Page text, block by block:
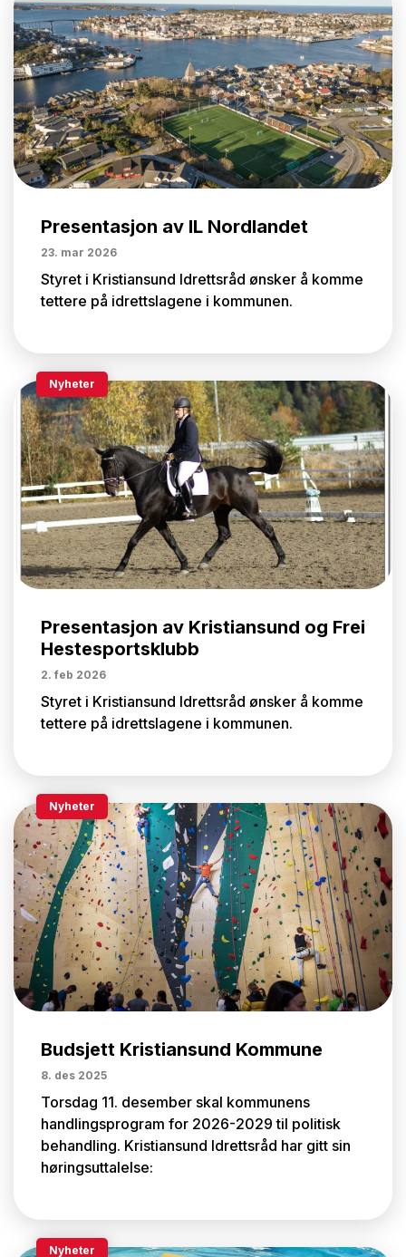
Presentasjon av IL Nordlandet
23. mar 2026
Styret i Kristiansund Idrettsråd ønsker å komme
tettere på idrettslagene i kommunen.
Presentasjon av Kristiansund og Frei
Hestesportsklubb
2. feb 2026
Styret i Kristiansund Idrettsråd ønsker å komme
tettere på idrettslagene i kommunen.
Nyheter
Budsjett Kristiansund Kommune
8. des 2025
Torsdag 11. desember skal kommunens
handlingsprogram for 2026-2029 til politisk
behandling. Kristiansund Idrettsråd har gitt sin
høringsuttalelse:
Nyheter
Nyheter